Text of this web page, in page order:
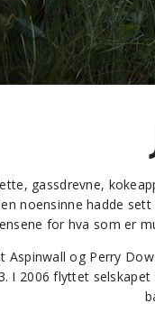
gassdrevne,
noensinne hadde
for hva som er
Aspinwall og Perry
I 2006 flyttet